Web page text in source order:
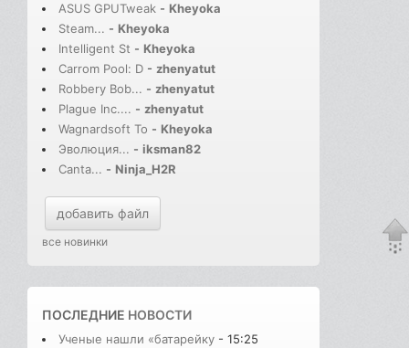
ASUS GPUTweak - Kheyoka
Steam... - Kheyoka
Intelligent St - Kheyoka
Carrom Pool: D - zhenyatut
Robbery Bob... - zhenyatut
Plague Inc.... - zhenyatut
Wagnardsoft To - Kheyoka
Эволюция... - iksman82
Canta... - Ninja_H2R
добавить файл
все новинки
ПОСЛЕДНИЕ НОВОСТИ
Ученые нашли «батарейку - 15:25